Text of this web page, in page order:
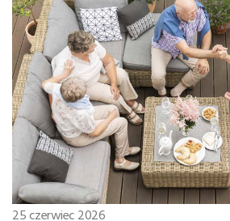
25 czerwiec 2026